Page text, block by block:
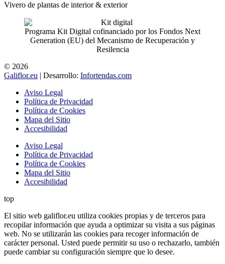
Vivero de plantas de interior & exterior
Programa Kit Digital cofinanciado por los Fondos Next
Generation (EU) del Mecanismo de Recuperación y
Resilencia
© 2026
Galiflor.eu | Desarrollo: Infortendas.com
Aviso Legal
Política de Privacidad
Política de Cookies
Mapa del Sitio
Accesibilidad
Aviso Legal
Política de Privacidad
Política de Cookies
Mapa del Sitio
Accesibilidad
top
El sitio web galiflor.eu utiliza cookies propias y de terceros para
recopilar información que ayuda a optimizar su visita a sus páginas
web. No se utilizarán las cookies para recoger información de
carácter personal. Usted puede permitir su uso o rechazarlo, también
puede cambiar su configuración siempre que lo desee.